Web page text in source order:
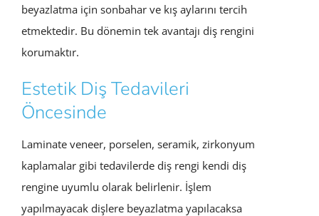
beyazlatma için sonbahar ve kış aylarını tercih
etmektedir. Bu dönemin tek avantajı diş rengini
korumaktır.
Estetik Diş Tedavileri
Öncesinde
Laminate veneer, porselen, seramik, zirkonyum
kaplamalar gibi tedavilerde diş rengi kendi diş
rengine uyumlu olarak belirlenir. İşlem
yapılmayacak dişlere beyazlatma yapılacaksa